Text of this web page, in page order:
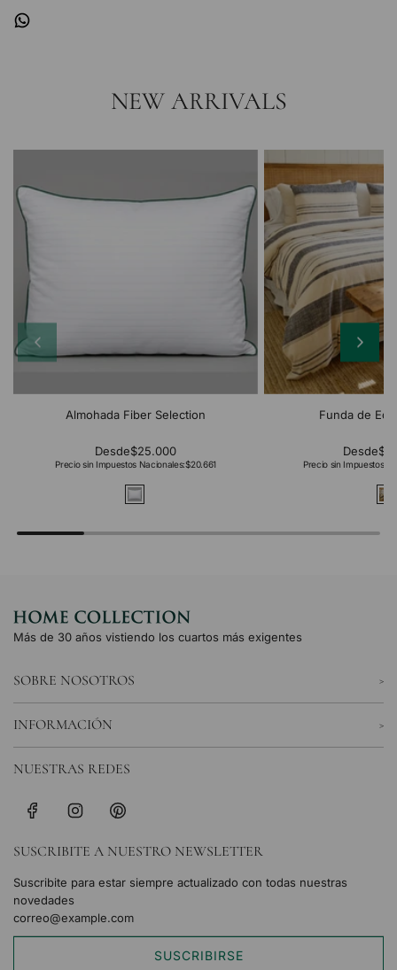
NEW ARRIVALS
Almohada Fiber Selection
Desde$25.000
Precio sin Impuestos Nacionales:$20.661
Funda de
Desde
Precio sin Impuestos
Más de 30 años vistiendo los cuartos más exigentes
SOBRE NOSOTROS
INFORMACIÓN
SUSCRIBITE A NUESTRO NEWSLETTER
Suscribite para estar siempre actualizado con todas nuestras
novedades
SUSCRIBIRSE
NUESTRAS REDES